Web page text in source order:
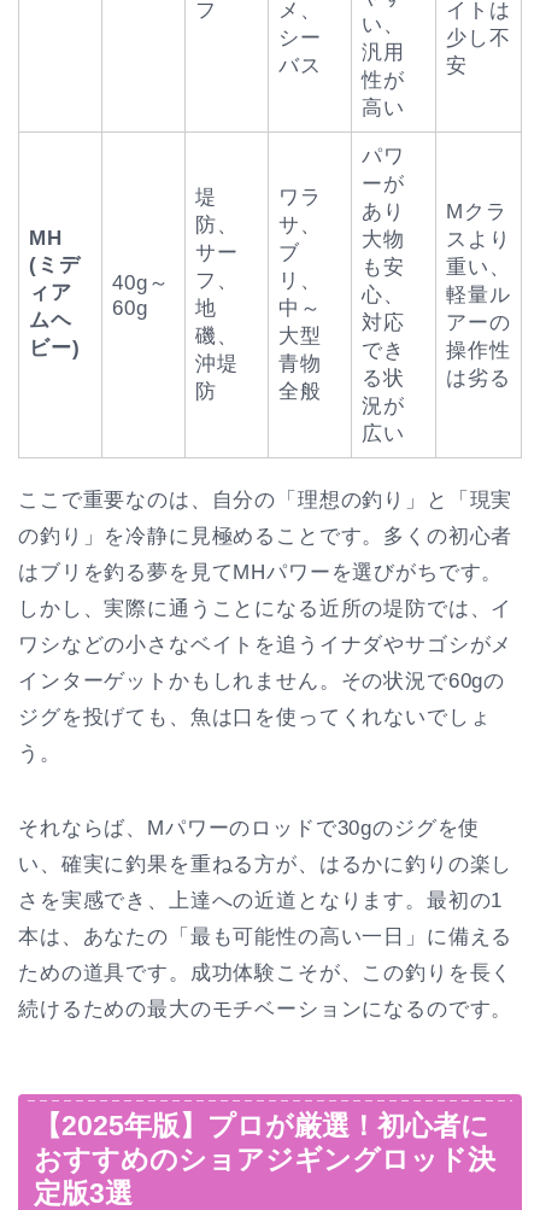
フ
メ、
シー
バス
い、
汎用
性が
高い
イトは
少し不
安
MH
(ミデ
ィア
ムヘ
ビー)
40g～
60g
堤
防、
サー
フ、
地
磯、
沖堤
防
ワラ
サ、
ブ
リ、
中～
大型
青物
全般
パワ
ーが
あり
大物
も安
心、
対応
でき
る状
況が
広い
Mクラ
スより
重い、
軽量ル
アーの
操作性
は劣る
ここで重要なのは、自分の「理想の釣り」と「現実
の釣り」を冷静に見極めることです。多くの初心者
はブリを釣る夢を見てMHパワーを選びがちです。
しかし、実際に通うことになる近所の堤防では、イ
ワシなどの小さなベイトを追うイナダやサゴシがメ
インターゲットかもしれません。その状況で60gの
ジグを投げても、魚は口を使ってくれないでしょ
う。
それならば、Mパワーのロッドで30gのジグを使
い、確実に釣果を重ねる方が、はるかに釣りの楽し
さを実感でき、上達への近道となります。最初の1
本は、あなたの「最も可能性の高い一日」に備える
ための道具です。成功体験こそが、この釣りを長く
続けるための最大のモチベーションになるのです。
【2025年版】プロが厳選！初心者に
おすすめのショアジギングロッド決
定版3選